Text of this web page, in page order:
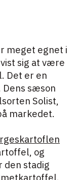
meget egnet i
sig at være
Det er en
sæson
Solist,
markedet.
og
den stadig